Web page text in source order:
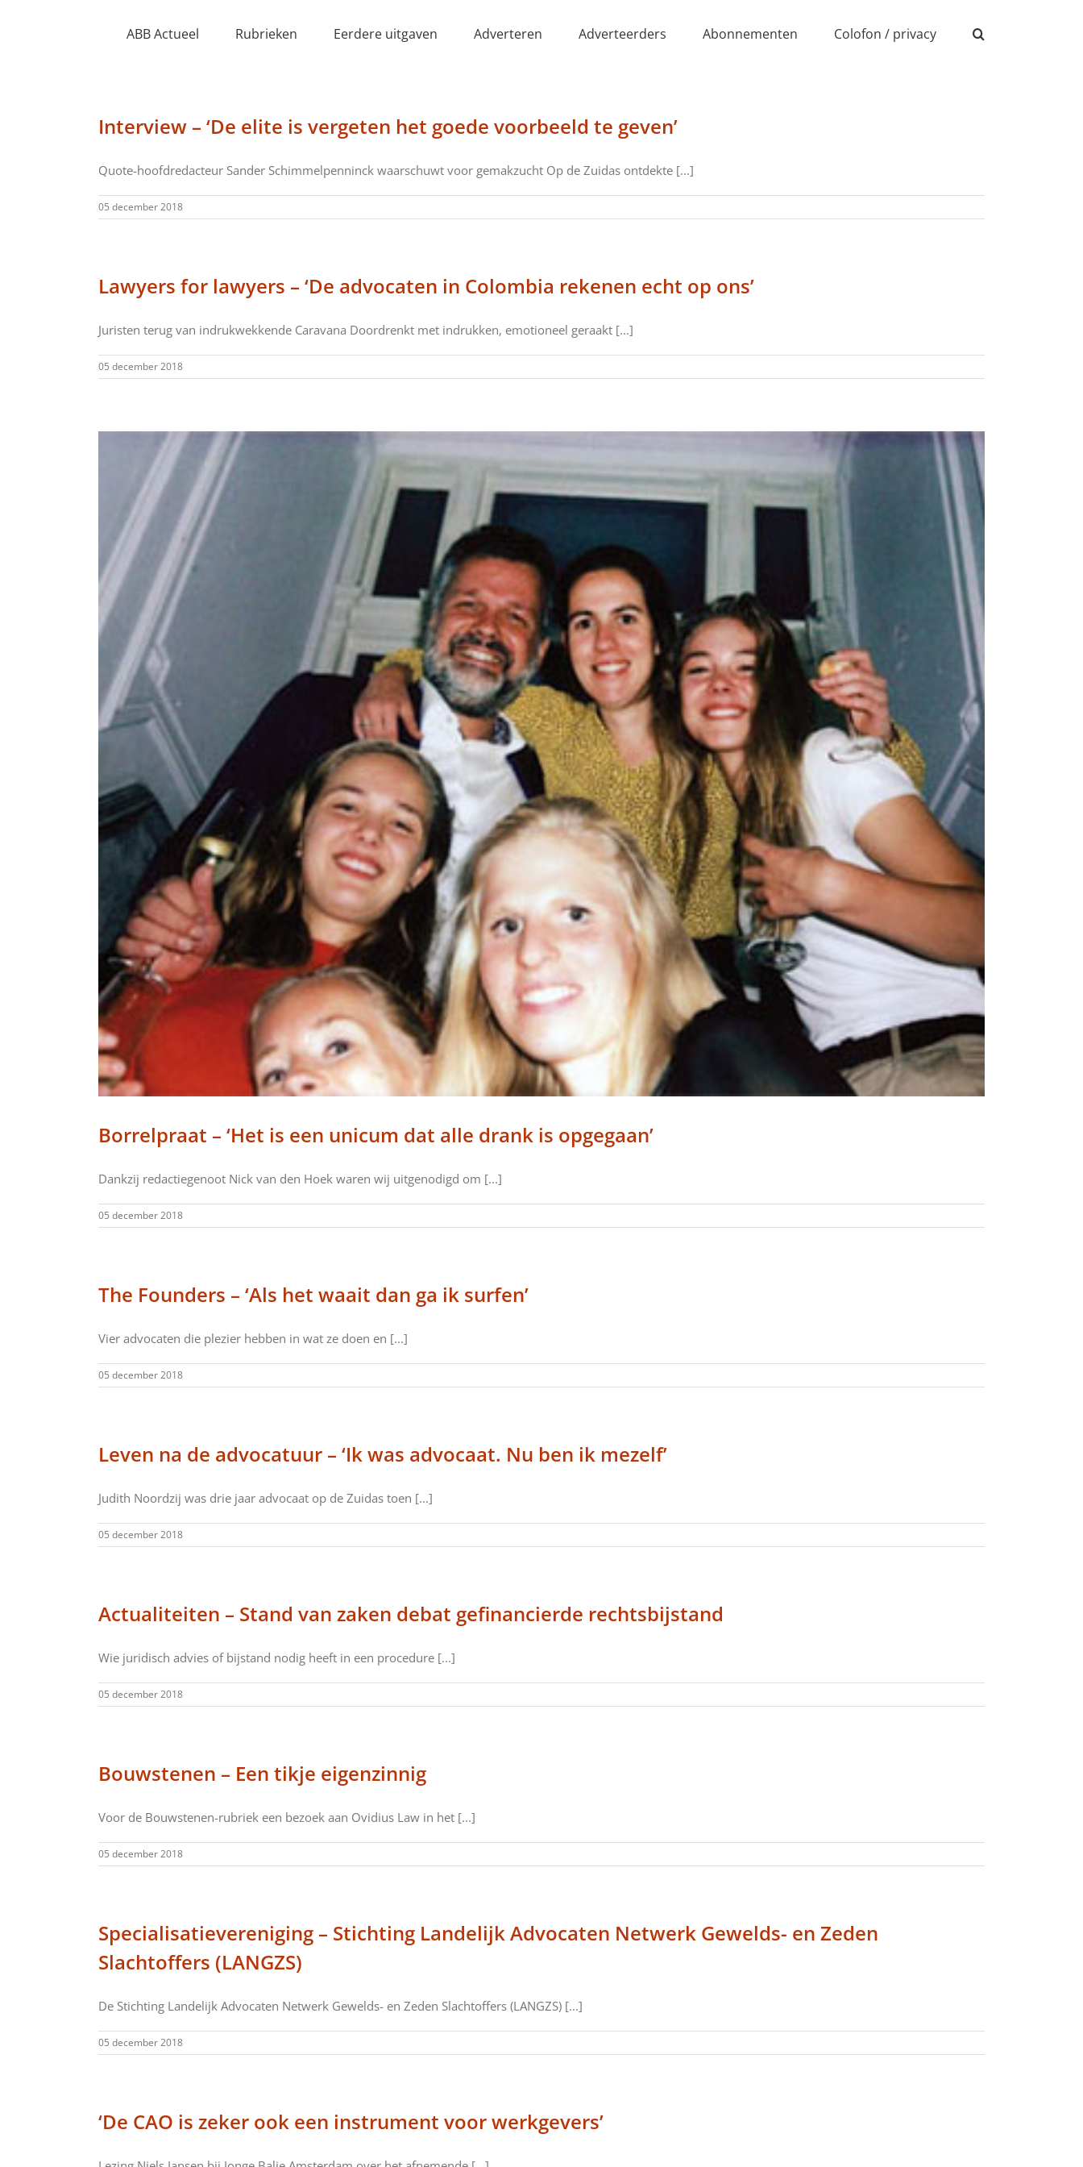
ABB Actueel Rubrieken Eerdere uitgaven Adverteren Adverteerders Abonnementen Colofon / privacy
Interview – ‘De elite is vergeten het goede voorbeeld te geven’
Quote-hoofdredacteur Sander Schimmelpenninck waarschuwt voor gemakzucht Op de Zuidas ontdekte [...]
05 december 2018
Lawyers for lawyers – ‘De advocaten in Colombia rekenen echt op ons’
Juristen terug van indrukwekkende Caravana Doordrenkt met indrukken, emotioneel geraakt [...]
05 december 2018
Borrelpraat – ‘Het is een unicum dat alle drank is opgegaan’
Dankzij redactiegenoot Nick van den Hoek waren wij uitgenodigd om [...]
05 december 2018
The Founders – ‘Als het waait dan ga ik surfen’
Vier advocaten die plezier hebben in wat ze doen en [...]
05 december 2018
Leven na de advocatuur – ‘Ik was advocaat. Nu ben ik mezelf’
Judith Noordzij was drie jaar advocaat op de Zuidas toen [...]
05 december 2018
Actualiteiten – Stand van zaken debat gefinancierde rechtsbijstand
Wie juridisch advies of bijstand nodig heeft in een procedure [...]
05 december 2018
Bouwstenen – Een tikje eigenzinnig
Voor de Bouwstenen-rubriek een bezoek aan Ovidius Law in het [...]
05 december 2018
Specialisatievereniging – Stichting Landelijk Advocaten Netwerk Gewelds- en Zeden
Slachtoffers (LANGZS)
De Stichting Landelijk Advocaten Netwerk Gewelds- en Zeden Slachtoffers (LANGZS) [...]
05 december 2018
‘De CAO is zeker ook een instrument voor werkgevers’